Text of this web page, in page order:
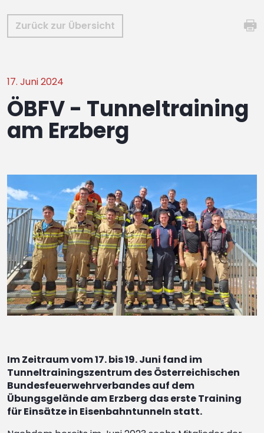
Zurück zur Übersicht
17. Juni 2024
ÖBFV - Tunneltraining
am Erzberg
Im Zeitraum vom 17. bis 19. Juni fand im
Tunneltrainingszentrum des Österreichischen
Bundesfeuerwehrverbandes auf dem
Übungsgelände am Erzberg das erste Training
für Einsätze in Eisenbahntunneln statt.